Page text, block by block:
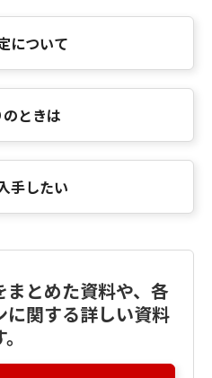
について
ときは
手したい
とめた資料や、各
に関する詳しい資料